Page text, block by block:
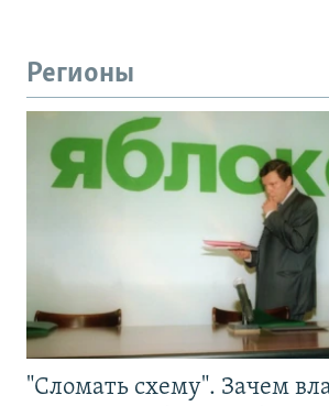
Регионы
"Сломать схему". Зачем